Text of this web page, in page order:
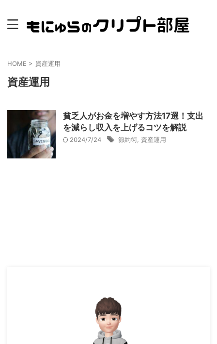
HOME > 資産運用
資産運用
貧乏人がお金を増やす方法17選！支出
を減らし収入を上げるコツを解説
2024/7/24 節約術 資産運用